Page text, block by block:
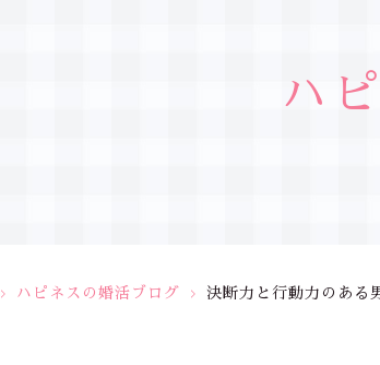
ハ
> ハピネスの婚活ブログ > 決断力と行動力のある